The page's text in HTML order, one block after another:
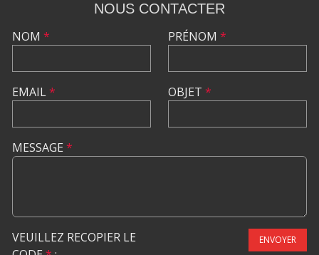
NOUS CONTACTER
NOM *
EMAIL*
PRÉNOM *
OBJET *
MESSAGE *
VEUILLEZ RECOPIER LE
ENVOYER